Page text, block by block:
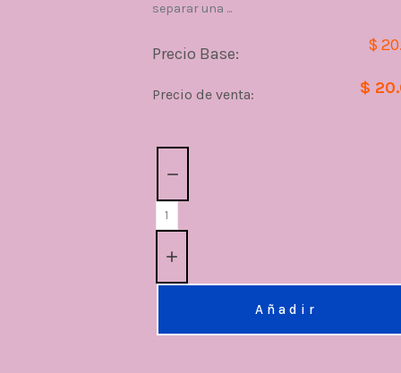
separar una ...
Precio Base: $
Precio de venta: $
Añadir